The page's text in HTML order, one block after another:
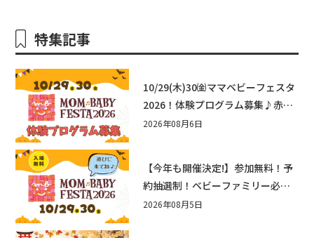
特集記事
10/29(木)30㈮ママベビーフェスタ
2026！体験プログラム募集♪赤ち
ゃん向けイベントに出演しません
2026年08月6日
【今年も開催決定!】参加無料！予
約抽選制！ベビーファミリー必見
☆入場無料☆10/29(木)30(金)ママ
2026年08月5日